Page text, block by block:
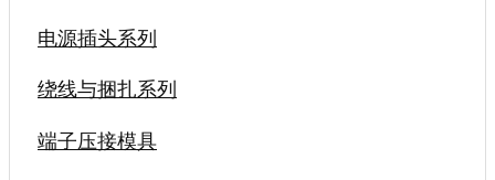
电源插头系列
绕线与捆扎系列
端子压接模具